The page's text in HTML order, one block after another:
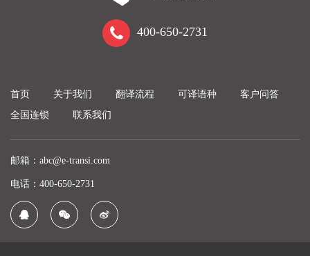
400-650-2731
首页 关于我们 翻译流程 可译语种
客户问答
全国连锁
联系我们
邮箱：abc@e-transi.com
电话：400-650-2731